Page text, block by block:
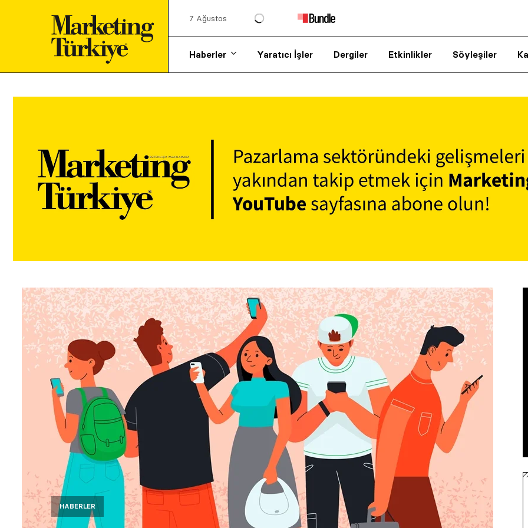
7 Ağustos
Haberler Yaratıcı İşler Dergiler Etkinlikler Söyleşiler
HABERLER